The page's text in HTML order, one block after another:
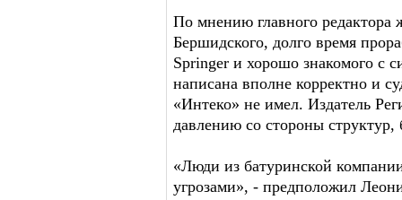
По мнению главного редактора
Бершидского, долго время
Springer и хорошо знакомого с
написана вполне корректно и
«Интеко» не имел. Издатель
давлению со стороны
«Люди из батуринской
угрозами», - предположил